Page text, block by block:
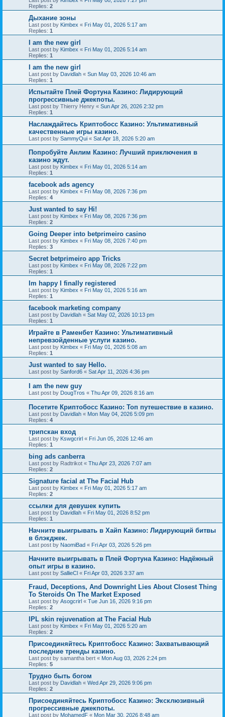
Replies: 2
Дыхание зоны
Last post by Kimbex « Fri May 01, 2026 5:17 am
Replies: 1
I am the new girl
Last post by Kimbex « Fri May 01, 2026 5:14 am
Replies: 1
I am the new girl
Last post by Davidlah « Sun May 03, 2026 10:46 am
Replies: 1
Испытайте Плей Фортуна Казино: Лидирующий
прогрессивные джекпоты.
Last post by Thierry Henry « Sun Apr 26, 2026 2:32 pm
Replies: 1
Наслаждайтесь Криптобосс Казино: Ультимативный
качественные игры казино.
Last post by SammyQui « Sat Apr 18, 2026 5:20 am
Попробуйте Анлим Казино: Лучший приключения в
казино ждут.
Last post by Kimbex « Fri May 01, 2026 5:14 am
Replies: 1
facebook ads agency
Last post by Kimbex « Fri May 08, 2026 7:36 pm
Replies: 4
Just wanted to say Hi!
Last post by Kimbex « Fri May 08, 2026 7:36 pm
Replies: 2
Going Deeper into betprimeiro casino
Last post by Kimbex « Fri May 08, 2026 7:40 pm
Replies: 3
Secret betprimeiro app Tricks
Last post by Kimbex « Fri May 08, 2026 7:22 pm
Replies: 1
Im happy I finally registered
Last post by Kimbex « Fri May 01, 2026 5:16 am
Replies: 1
facebook marketing company
Last post by Davidlah « Sat May 02, 2026 10:13 pm
Replies: 1
Играйте в Раменбет Казино: Ультимативный
непревзойденные услуги казино.
Last post by Kimbex « Fri May 01, 2026 5:08 am
Replies: 1
Just wanted to say Hello.
Last post by Sanford6 « Sat Apr 11, 2026 4:36 pm
I am the new guy
Last post by DougTros « Thu Apr 09, 2026 8:16 am
Посетите Криптобосс Казино: Топ путешествие в казино.
Last post by Davidlah « Mon May 04, 2026 5:09 pm
Replies: 4
трипскан вход
Last post by Kswgcrirl « Fri Jun 05, 2026 12:46 am
Replies: 1
bing ads canberra
Last post by Radtrikot « Thu Apr 23, 2026 7:07 am
Replies: 2
Signature facial at The Facial Hub
Last post by Kimbex « Fri May 01, 2026 5:17 am
Replies: 2
ссылки для девушек купить
Last post by Davidlah « Fri May 01, 2026 8:52 pm
Replies: 1
Начните выигрывать в Хайп Казино: Лидирующий битвы
в блэкджек.
Last post by NaomiBad « Fri Apr 03, 2026 5:26 pm
Начните выигрывать в Плей Фортуна Казино: Надёжный
опыт игры в казино.
Last post by SallieCl « Fri Apr 03, 2026 3:37 am
Fraud, Deceptions, And Downright Lies About Closest Thing
To Steroids On The Market Exposed
Last post by Asogcrirl « Tue Jun 16, 2026 9:16 pm
Replies: 2
IPL skin rejuvenation at The Facial Hub
Last post by Kimbex « Fri May 01, 2026 5:20 am
Replies: 2
Присоединяйтесь Криптобосс Казино: Захватывающий
последние тренды казино.
Last post by samantha bert « Mon Aug 03, 2026 2:24 pm
Replies: 5
Трудно быть богом
Last post by Davidlah « Wed Apr 29, 2026 9:06 pm
Replies: 2
Присоединяйтесь Криптобосс Казино: Эксклюзивный
прогрессивные джекпоты.
Last post by MohamedF « Mon Mar 30, 2026 8:48 am